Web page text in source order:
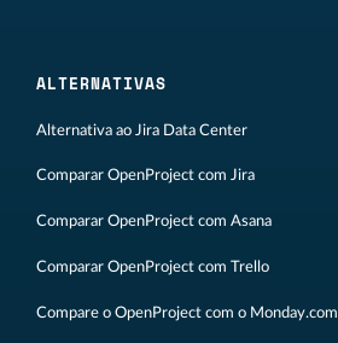
ALTERNATIVAS
Alternativa ao Jira Data Center
Comparar OpenProject com Jira
Comparar OpenProject com Asana
Comparar OpenProject com Trello
Compare o OpenProject com o Monday.com